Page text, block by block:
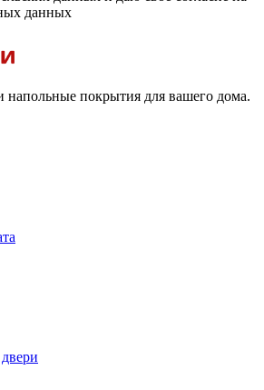
данных
напольные покрытия для вашего дома.